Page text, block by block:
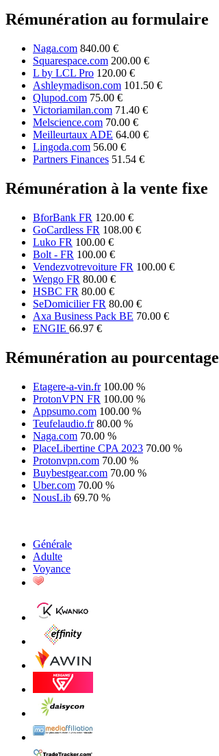
Rémunération au formulaire
Naga.com 840.00 €
Squarespace.com 200.00 €
L by LCL Pro 120.00 €
Ashleymadison.com 101.50 €
Qlupod.com 75.00 €
Victoriamilan.com 71.40 €
Melscience.com 70.00 €
Meilleurtaux ADE 64.00 €
Lingoda.com 56.00 €
Partners Finances 51.54 €
Rémunération à la vente fixe
BforBank FR 120.00 €
GoCardless FR 108.00 €
Luko FR 100.00 €
Bolt - FR 100.00 €
Vendezvotrevoiture FR 100.00 €
Wengo FR 80.00 €
HSBC FR 80.00 €
SeDomicilier FR 80.00 €
Axa Business Pack BE 70.00 €
ENGIE 66.97 €
Rémunération au pourcentage
Etagere-a-vin.fr 100.00 %
ProtonVPN FR 100.00 %
Appsumo.com 100.00 %
Teufelaudio.fr 80.00 %
Naga.com 70.00 %
PlaceLibertine CPA 2023 70.00 %
Protonvpn.com 70.00 %
Buybestgear.com 70.00 %
Uber.com 70.00 %
NousLib 69.70 %
Générale
Adulte
Voyance